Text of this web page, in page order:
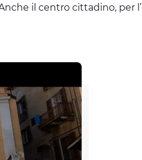
il centro cittadino, per